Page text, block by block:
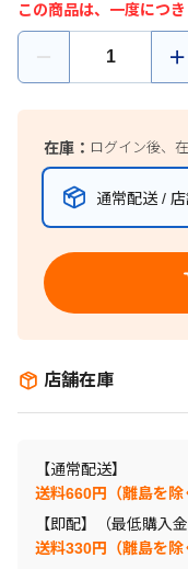
この商品は、一度につ
在庫： ログイン後、
通常配送 /
店舗在庫
【通常配送】
送料660円（離島を
【即配】（最低購入
送料330円（離島を